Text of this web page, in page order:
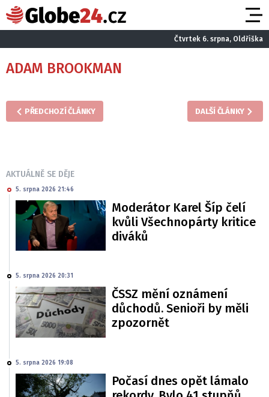
Čtvrtek 6. srpna, Oldřiška
ADAM BROOKMAN
PŘEDCHOZÍ ČLÁNKY DALŠÍ ČLÁNKY
AKTUÁLNĚ SE DĚJE
5. srpna 2026 21:46
Moderátor Karel Šíp čelí
kvůli Všechnopárty kritice
diváků
5. srpna 2026 20:31
ČSSZ mění oznámení
důchodů. Senioři by měli
zpozornět
5. srpna 2026 19:08
Počasí dnes opět lámalo